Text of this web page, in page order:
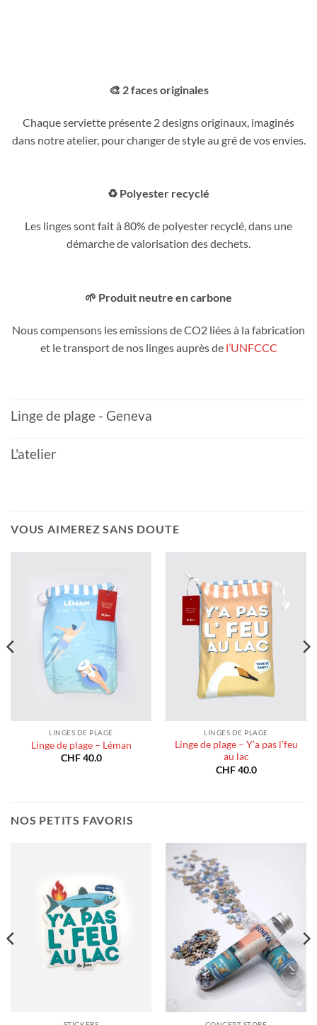
🎨 2 faces originales
Chaque serviette présente 2 designs originaux, imaginés
dans notre atelier, pour changer de style au gré de vos envies.
♻️ Polyester recyclé
Les linges sont fait à 80% de polyester recyclé, dans une
démarche de valorisation des dechets.
🌱 Produit neutre en carbone
Nous compensons les emissions de CO2 liées à la fabrication
et le transport de nos linges auprès de l’UNFCCC
Linge de plage - Geneva
L'atelier
VOUS AIMEREZ SANS DOUTE
LINGES DE PLAGE
Linge de plage – Léman
CHF40.0
LINGES DE PLAGE
Linge de plage – Y’a pas l’feu
au lac
CHF40.0
NOS PETITS FAVORIS